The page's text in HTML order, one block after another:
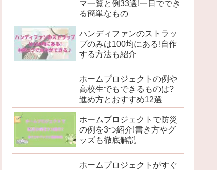
マ一覧と例33選!一日ででき
る簡単なもの
ハンディファンのストラッ
プのみは100均にある!自作
する方法も紹介
ホームプロジェクトの例や
高校生でもできるものは?
進め方とおすすめ12選
ホームプロジェクトで防災
の例を3つ紹介!書き方やグ
ッズも徹底解説
ホームプロジェクトがすぐ